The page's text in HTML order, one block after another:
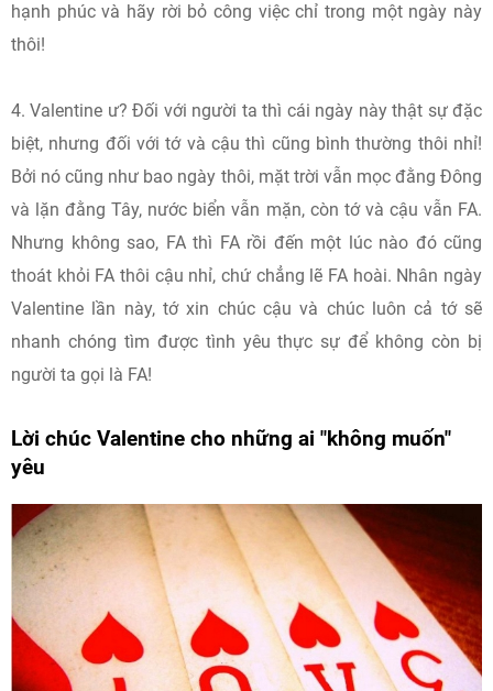
hạnh phúc và hãy rời bỏ công việc chỉ trong một ngày này
thôi!
4. Valentine ư? Đối với người ta thì cái ngày này thật sự đặc
biệt, nhưng đối với tớ và cậu thì cũng bình thường thôi nhỉ!
Bởi nó cũng như bao ngày thôi, mặt trời vẫn mọc đằng Đông
và lặn đằng Tây, nước biển vẫn mặn, còn tớ và cậu vẫn FA.
Nhưng không sao, FA thì FA rồi đến một lúc nào đó cũng
thoát khỏi FA thôi cậu nhỉ, chứ chẳng lẽ FA hoài. Nhân ngày
Valentine lần này, tớ xin chúc cậu và chúc luôn cả tớ sẽ
nhanh chóng tìm được tình yêu thực sự để không còn bị
người ta gọi là FA!
Lời chúc Valentine cho những ai "không muốn"
yêu